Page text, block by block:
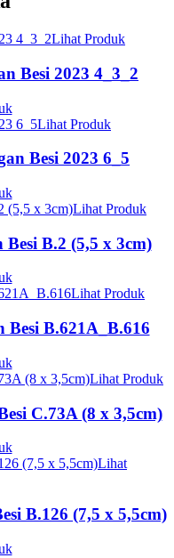
Lihat Produk
Besi 2023 4_3_2
Lihat Produk
Besi 2023 6_5
Lihat Produk
B.2 (5,5 x 3cm)
Lihat Produk
Besi B.621A_B.616
Lihat Produk
C.73A (8 x 3,5cm)
Lihat
B.126 (7,5 x 5,5cm)